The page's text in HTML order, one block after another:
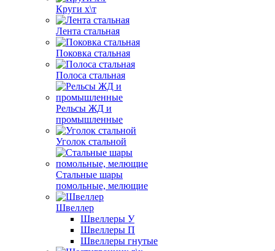
Круги х\т
Лента стальная
Поковка стальная
Полоса стальная
Рельсы ЖД и
промышленные
Уголок стальной
Стальные шары
помольные, мелющие
Швеллер
Швеллеры У
Швеллеры П
Швеллеры гнутые